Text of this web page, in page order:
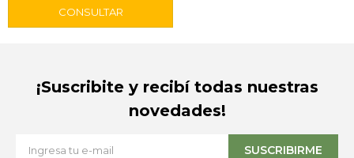
¡Suscribite y recibí todas nuestras
novedades!
SUSCRIBIRME